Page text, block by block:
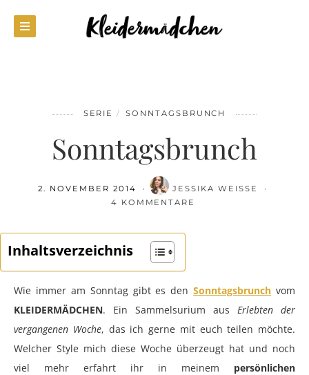
SERIE SONNTAGSBRUNCH
Sonntagsbrunch
2. NOVEMBER 2014
JESSIKA WEISSE
4 KOMMENTARE
Inhaltsverzeichnis
Wie immer am Sonntag gibt es denSonntagsbrunch vom
KLEIDERMÄDCHEN. Ein Sammelsurium aus Erlebten der
vergangenen Woche, das ich gerne mit euch teilen möchte.
Welcher Style mich diese Woche überzeugt hat und noch
viel mehr erfahrt ihr in meinem persönlichen